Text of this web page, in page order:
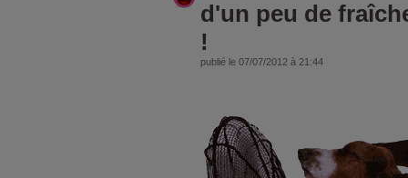
d'un peu de
!
publié le 07/07/2012 à 21:44